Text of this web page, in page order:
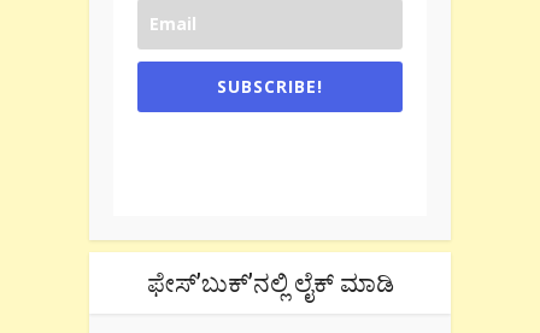
SUBSCRIBE!
ಫೇಸ್’ಬುಕ್’ನಲ್ಲಿ ಲೈಕ್ ಮಾಡಿ